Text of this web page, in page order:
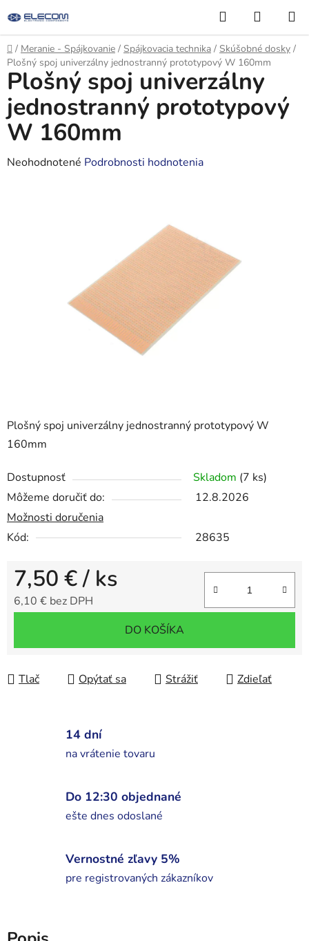
na
obsah
Hľadať
KOŠÍK
Domov
/ Meranie - Spájkovanie / Spájkovacia technika / Skúšobné dosky /
Plošný spoj univerzálny jednostranný prototypový W 160mm
Plošný spoj univerzálny jednostranný prototypový W
160mm
Dostupnosť Skladom (7 ks)
Môžeme doručiť do:
12.8.2026
Možnosti doručenia
Kód:
28635
7,50 €/ ks
6,10 € bez DPH
DO KOŠÍKA
Tlač Opýtať sa Strážiť Zdieľať
Plošný spoj univerzálny
jednostranný prototypový
W 160mm
Priemerné
Neohodnotené Podrobnosti hodnotenia
14 dní
na vrátenie tovaru
Do 12:30 objednané
ešte dnes odoslané
Vernostné zľavy 5%
pre registrovaných zákazníkov